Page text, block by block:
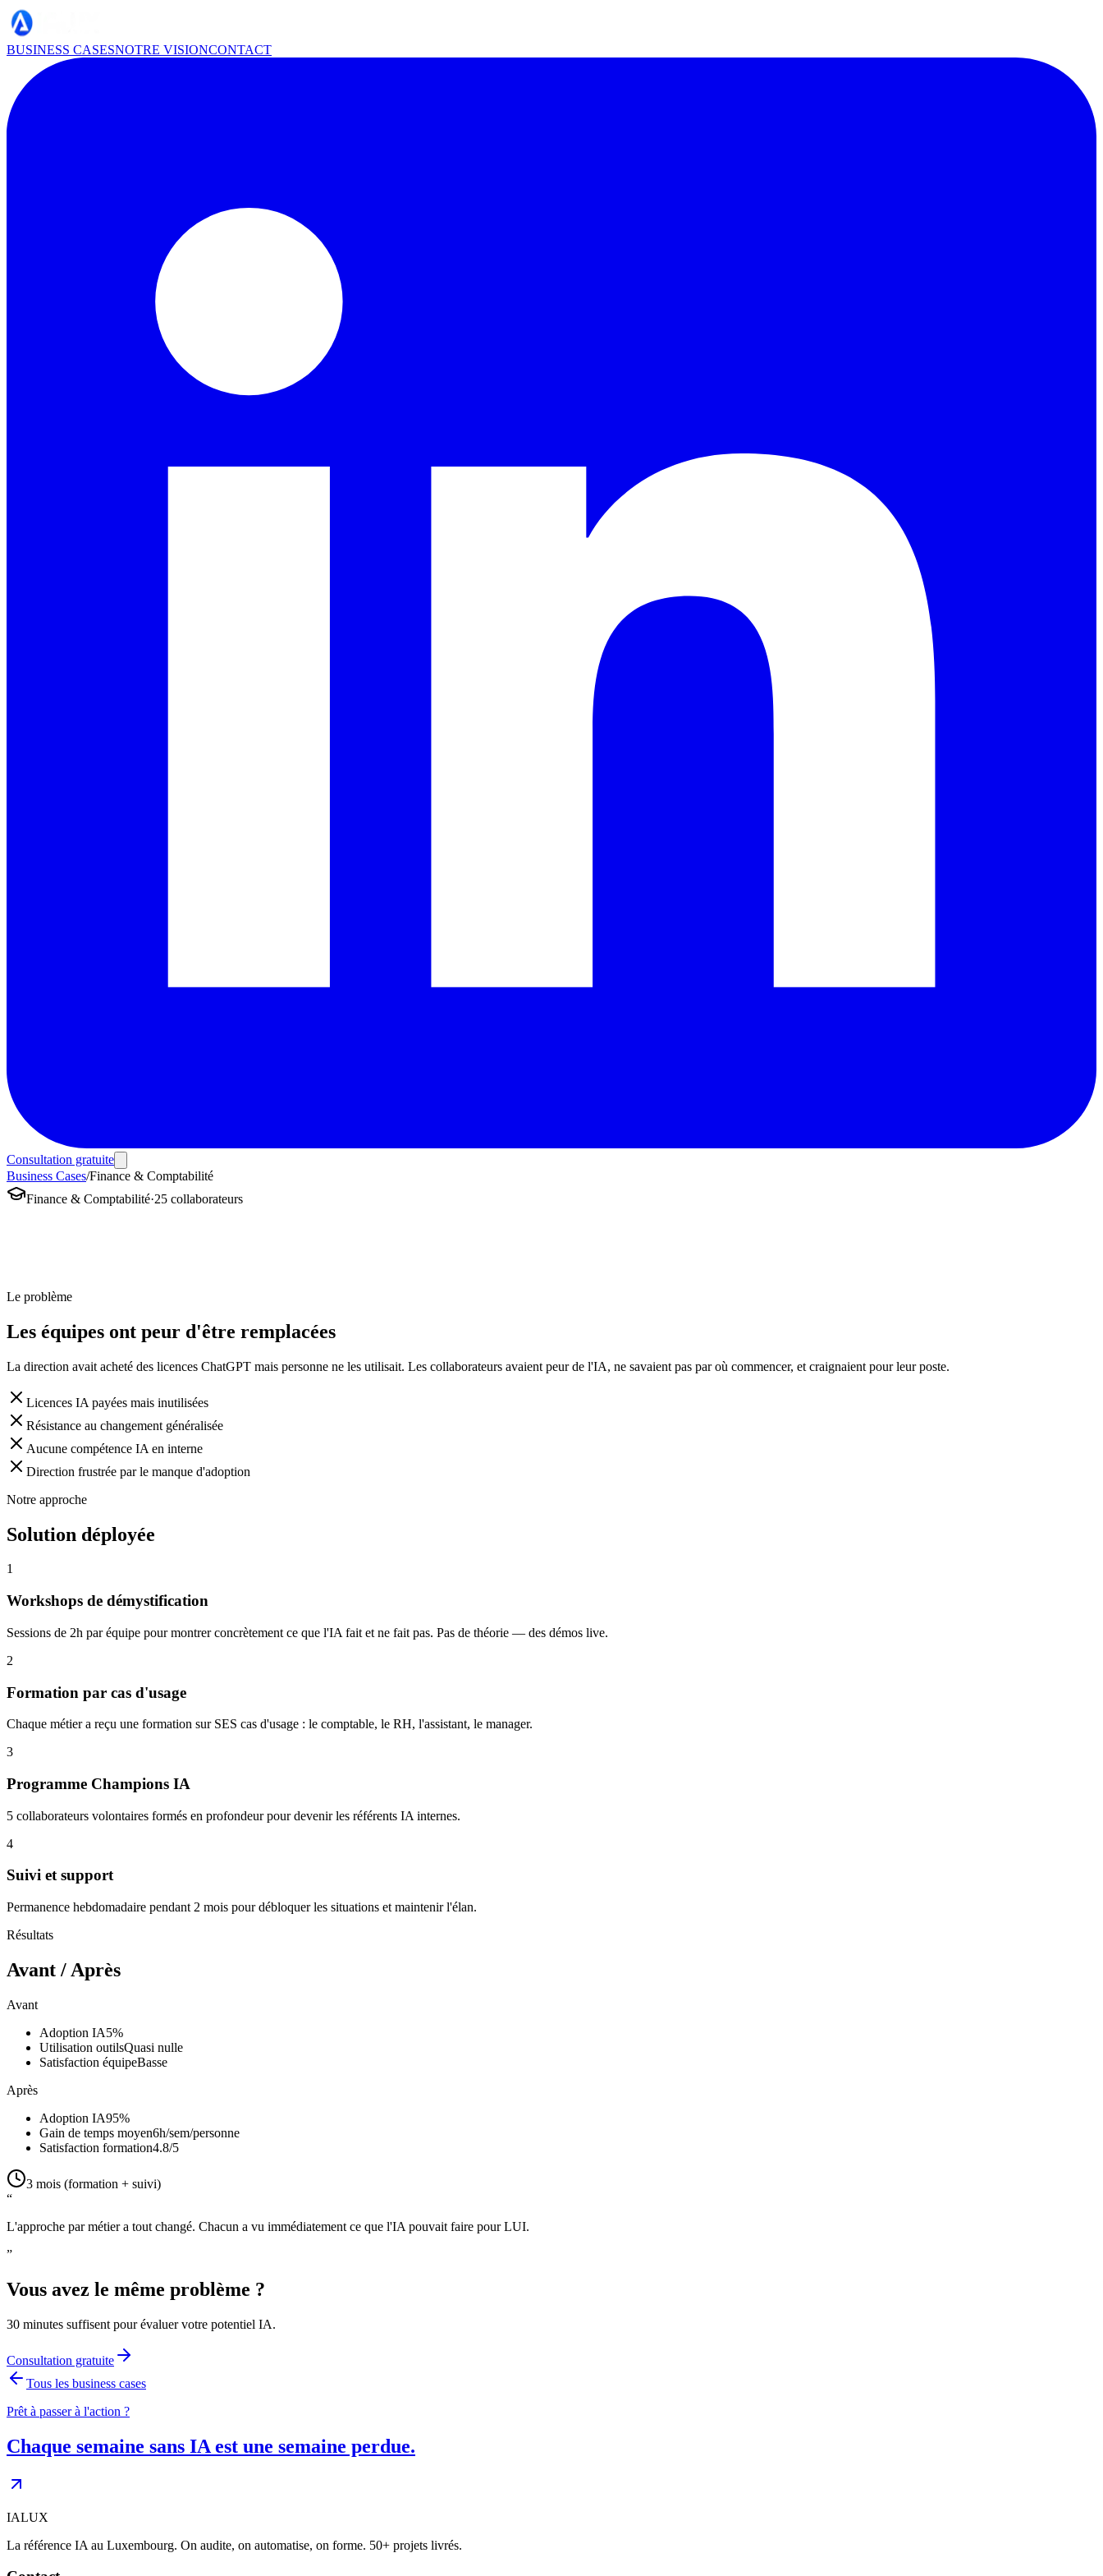
BUSINESS CASESNOTRE VISIONCONTACT
Consultation gratuite
Business Cases/Finance & Comptabilité
Finance & Comptabilité·25 collaborateurs
Le problème
Les équipes ont peur d'être remplacées
La direction avait acheté des licences ChatGPT mais personne ne les utilisait. Les collaborateurs avaient peur de l'IA, ne savaient pas par où commencer, et craignaient pour leur poste.
Licences IA payées mais inutilisées
Résistance au changement généralisée
Aucune compétence IA en interne
Direction frustrée par le manque d'adoption
Notre approche
Solution déployée
1
Workshops de démystification
Sessions de 2h par équipe pour montrer concrètement ce que l'IA fait et ne fait pas. Pas de théorie — des démos live.
2
Formation par cas d'usage
Chaque métier a reçu une formation sur SES cas d'usage : le comptable, le RH, l'assistant, le manager.
3
Programme Champions IA
5 collaborateurs volontaires formés en profondeur pour devenir les référents IA internes.
4
Suivi et support
Permanence hebdomadaire pendant 2 mois pour débloquer les situations et maintenir l'élan.
Résultats
Avant / Après
Avant
Adoption IA5%
Utilisation outilsQuasi nulle
Satisfaction équipeBasse
Après
Adoption IA95%
Gain de temps moyen6h/sem/personne
Satisfaction formation4.8/5
3 mois (formation + suivi)
“
L'approche par métier a tout changé. Chacun a vu immédiatement ce que l'IA pouvait faire pour LUI.
”
Vous avez le même problème ?
30 minutes suffisent pour évaluer votre potentiel IA.
Consultation gratuite
Tous les business cases
Prêt à passer à l'action ?
Chaque semaine sans IA est une semaine perdue.
IALUX
La référence IA au Luxembourg. On audite, on automatise, on forme. 50+ projets livrés.